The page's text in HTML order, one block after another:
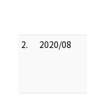
2.
2020/08